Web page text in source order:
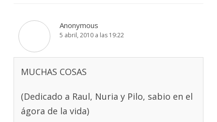
Anonymous
5 abril, 2010 a las 19:22
MUCHAS COSAS
(Dedicado a Raul, Nuria y Pilo, sabio en el
ágora de la vida)